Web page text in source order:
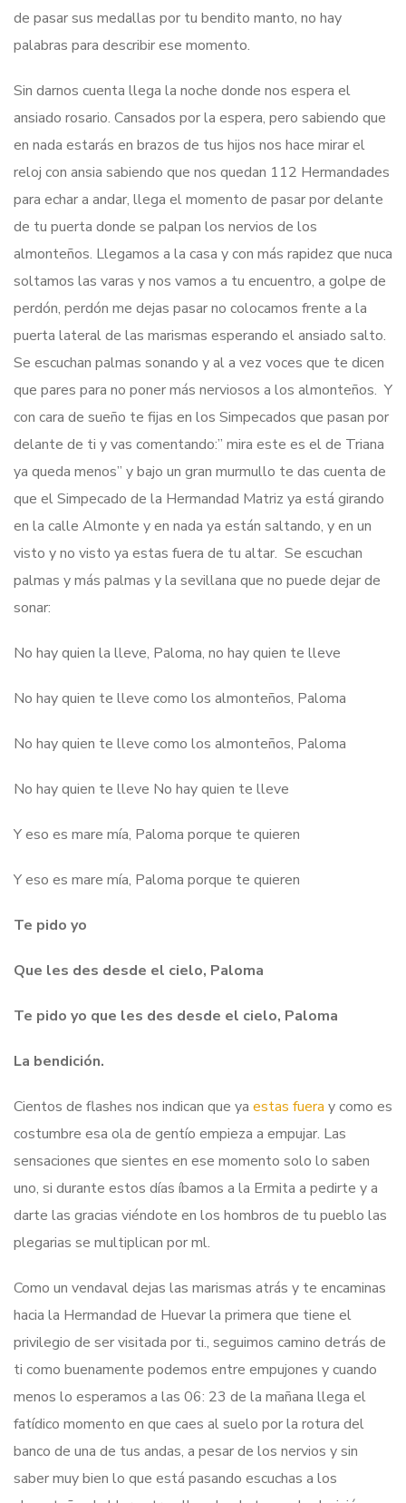
de pasar sus medallas por tu bendito manto, no hay
palabras para describir ese momento.
Sin darnos cuenta llega la noche donde nos espera el
ansiado rosario. Cansados por la espera, pero sabiendo que
en nada estarás en brazos de tus hijos nos hace mirar el
reloj con ansia sabiendo que nos quedan 112 Hermandades
para echar a andar, llega el momento de pasar por delante
de tu puerta donde se palpan los nervios de los
almonteños. Llegamos a la casa y con más rapidez que nuca
soltamos las varas y nos vamos a tu encuentro, a golpe de
perdón, perdón me dejas pasar no colocamos frente a la
puerta lateral de las marismas esperando el ansiado salto.
Se escuchan palmas sonando y al a vez voces que te dicen
que pares para no poner más nerviosos a los almonteños. Y
con cara de sueño te fijas en los Simpecados que pasan por
delante de ti y vas comentando:” mira este es el de Triana
ya queda menos” y bajo un gran murmullo te das cuenta de
que el Simpecado de la Hermandad Matriz ya está girando
en la calle Almonte y en nada ya están saltando, y en un
visto y no visto ya estas fuera de tu altar. Se escuchan
palmas y más palmas y la sevillana que no puede dejar de
sonar:
No hay quien la lleve, Paloma, no hay quien te lleve
No hay quien te lleve como los almonteños, Paloma
No hay quien te lleve como los almonteños, Paloma
No hay quien te lleve No hay quien te lleve
Y eso es mare mía, Paloma porque te quieren
Y eso es mare mía, Paloma porque te quieren
Te pido yo
Que les des desde el cielo, Paloma
Te pido yo que les des desde el cielo, Paloma
La bendición.
Cientos de flashes nos indican que ya estas fuera y como es
costumbre esa ola de gentío empieza a empujar. Las
sensaciones que sientes en ese momento solo lo saben
uno, si durante estos días íbamos a la Ermita a pedirte y a
darte las gracias viéndote en los hombros de tu pueblo las
plegarias se multiplican por ml.
Como un vendaval dejas las marismas atrás y te encaminas
hacia la Hermandad de Huevar la primera que tiene el
privilegio de ser visitada por ti., seguimos camino detrás de
ti como buenamente podemos entre empujones y cuando
menos lo esperamos a las 06: 23 de la mañana llega el
fatídico momento en que caes al suelo por la rotura del
banco de una de tus andas, a pesar de los nervios y sin
saber muy bien lo que está pasando escuchas a los